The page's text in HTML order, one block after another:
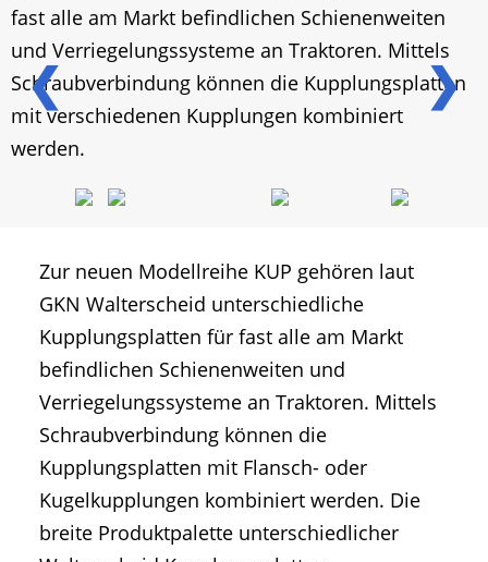
❮ ❯
fast alle am Markt befindlichen Schienenweiten
und Verriegelungssysteme an Traktoren. Mittels
Schraubverbindung können die Kupplungsplatten
mit verschiedenen Kupplungen kombiniert
werden.
Zur neuen Modellreihe KUP gehören laut
GKN Walterscheid unterschiedliche
Kupplungsplatten für fast alle am Markt
befindlichen Schienenweiten und
Verriegelungssysteme an Traktoren. Mittels
Schraubverbindung können die
Kupplungsplatten mit Flansch- oder
Kugelkupplungen kombiniert werden. Die
breite Produktpalette unterschiedlicher